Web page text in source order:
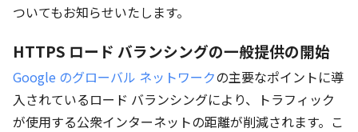
ついてもお知らせいたします。
HTTPS ロード バランシングの一般提供の開始
Google のグローバル ネットワークの主要なポイントに導
入されているロード バランシングにより、トラフィック
が使用する公衆インターネットの距離が削減されます。こ